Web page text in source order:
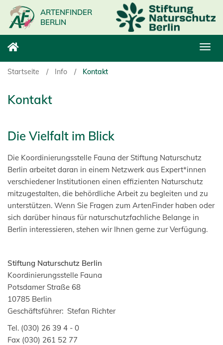
Direkt
zum
Inhalt
ARTENFINDER
BERLIN
Startseite Info Kontakt
Kontakt
Die Vielfalt im Blick
Die Koordinierungsstelle Fauna der Stiftung Naturschutz
Berlin arbeitet daran in einem Netzwerk aus Expert*innen
verschiedener Institutionen einen effizienten Naturschutz
mitzugestalten, die behördliche Arbeit zu begleiten und zu
unterstützen. Wenn Sie Fragen zum ArtenFinder haben oder
sich darüber hinaus für naturschutzfachliche Belange in
Berlin interessieren, stehen wir Ihnen gerne zur Verfügung.
Stiftung Naturschutz Berlin
Koordinierungsstelle Fauna
Potsdamer Straße 68
10785 Berlin
Geschäftsführer: Stefan Richter
Tel. (030) 26 39 4 - 0
Fax (030) 261 52 77